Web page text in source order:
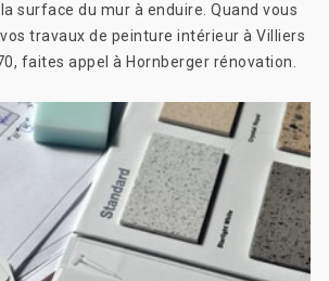
surface du mur à enduire. Quand vous
travaux de peinture intérieur à Villiers
faites appel à Hornberger rénovation.